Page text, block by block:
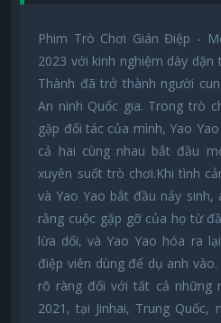
Phim Trò Chơi Gián Điệp -
2023 với kinh nghiệm dày
Thành đã trở thành người
An ninh Quốc gia. Trong trò
gặp đối tác của mình, Yao
cả hai cùng nhau bắt đầu
xuyên suốt trò chơi.Khi tình
và Yao Yao bắt đầu nảy
rằng cuộc gặp gỡ của họ từ
lừa dối, và Yao Yao hóa ra
điệp viên dùng để dụ anh
rõ ràng đối với tất cả những
2021, tại Jinhai, Trung